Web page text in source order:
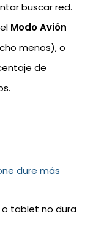
buscar red.
Modo Avión
menos), o
de
dure más
o tablet no dura